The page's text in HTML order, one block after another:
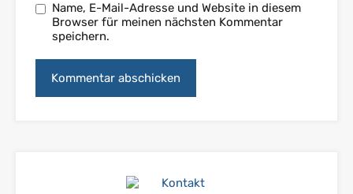
Name, E-Mail-Adresse und Website in diesem
Browser für meinen nächsten Kommentar
speichern.